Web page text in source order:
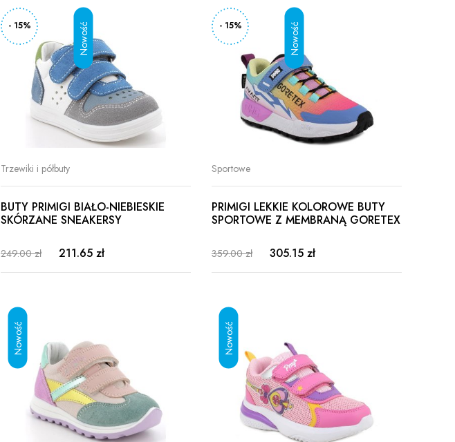
- 15%
Trzewiki i półbuty
BUTY PRIMIGI BIAŁO-NIEBIESKIE
SKÓRZANE SNEAKERSY
249.00 zł 211.65 zł
- 15%
Sportowe
PRIMIGI LEKKIE KOLOROWE BUTY
SPORTOWE Z MEMBRANĄ GORETEX
359.00 zł 305.15 zł